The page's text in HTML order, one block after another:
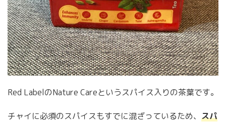
Red LabelのNature Careというスパイス入りの茶葉です。
チャイに必須のスパイスもすでに混ざっているため、 スパ